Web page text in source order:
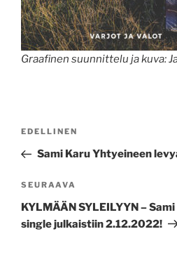
Graafinen suunnittelu ja kuva:
Edellinen
artikkeli
EDELLINEN
Sami Karu Yhtyeineen
Seuraava
artikkeli
SEURAAVA
KYLMÄÄN SYLEILYYN –
single julkaistiin 2.12.2022!